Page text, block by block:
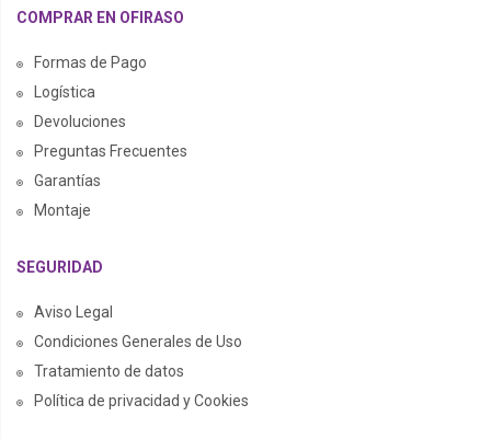
COMPRAR EN OFIRASO
Formas de Pago
Logística
Devoluciones
Preguntas Frecuentes
Garantías
Montaje
SEGURIDAD
Aviso Legal
Condiciones Generales de Uso
Tratamiento de datos
Política de privacidad y Cookies